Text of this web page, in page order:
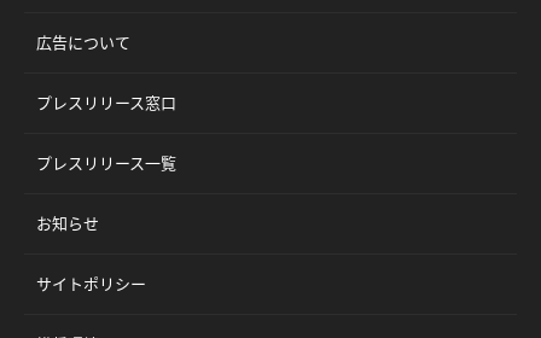
広告について
プレスリリース窓口
プレスリリース一覧
お知らせ
サイトポリシー